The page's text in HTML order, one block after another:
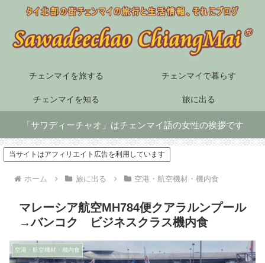
チェンマイを旅する チェンマイで暮らす
チェンマイを知る 旅に出る
「サワディーチャオ」はチェンマイ語の女性の挨拶です
当サイトはアフィリエイト広告を利用しています
ホーム 旅に出る 空港・航空機材・機内食
マレーシア航空MH784便クアラルンプール
→バンコク ビジネスクラス機内食
空港・航空機材・機内食